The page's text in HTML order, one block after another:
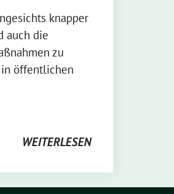
knapper
auch die
zu
in öffentlichen
WEITERLESEN